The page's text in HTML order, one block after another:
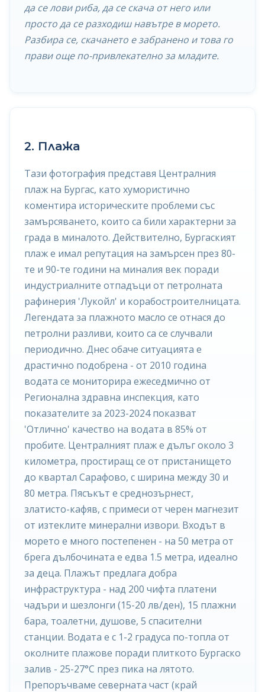
да се лови риба, да се скача от него или
просто да се разходиш навътре в морето.
Разбира се, скачането е забранено и това го
прави още по-привлекателно за младите.
2. Плажа
Тази фотография представя Централния
плаж на Бургас, като хумористично
коментира историческите проблеми със
замърсяването, които са били характерни за
града в миналото. Действително, Бургаският
плаж е имал репутация на замърсен през 80-
те и 90-те години на миналия век поради
индустриалните отпадъци от петролната
рафинерия 'Лукойл' и корабостроителницата.
Легендата за плажното масло се отнася до
петролни разливи, които са се случвали
периодично. Днес обаче ситуацията е
драстично подобрена - от 2010 година
водата се мониторира ежеседмично от
Регионална здравна инспекция, като
показателите за 2023-2024 показват
'Отлично' качество на водата в 85% от
пробите. Централният плаж е дълъг около 3
километра, простиращ се от пристанището
до квартал Сарафово, с ширина между 30 и
80 метра. Пясъкът е среднозърнест,
златисто-кафяв, с примеси от черен магнезит
от изтеклите минерални извори. Входът в
морето е много постепенен - на 50 метра от
брега дълбочината е едва 1.5 метра, идеално
за деца. Плажът предлага добра
инфраструктура - над 200 чифта платени
чадъри и шезлонги (15-20 лв/ден), 15 плажни
бара, тоалетни, душове, 5 спасителни
станции. Водата е с 1-2 градуса по-топла от
околните плажове поради плиткото Бургаско
залив - 25-27°C през пика на лятото.
Препоръчваме северната част (край